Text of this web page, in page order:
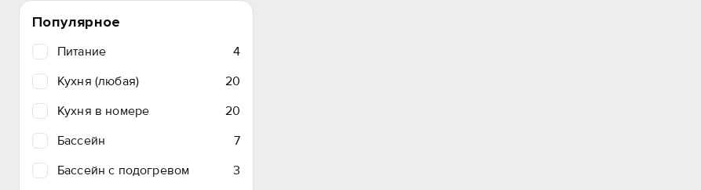
Популярное
Питание
4
Кухня (любая)
20
Кухня в номере
20
Бассейн
7
Бассейн с подогревом
3